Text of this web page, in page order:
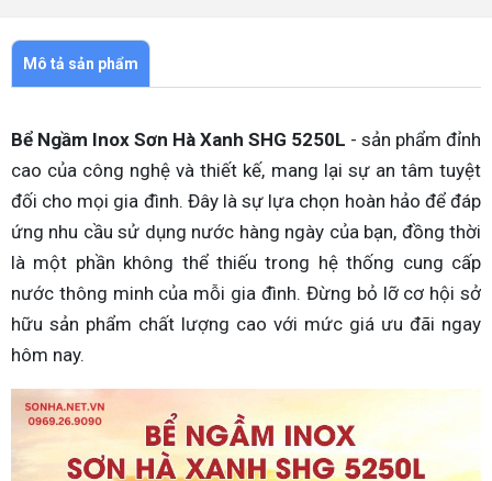
Mô tả sản phẩm
Bể Ngầm Inox Sơn Hà Xanh SHG 5250L - sản phẩm đỉnh
cao của công nghệ và thiết kế, mang lại sự an tâm tuyệt
đối cho mọi gia đình. Đây là sự lựa chọn hoàn hảo để đáp
ứng nhu cầu sử dụng nước hàng ngày của bạn, đồng thời
là một phần không thể thiếu trong hệ thống cung cấp
nước thông minh của mỗi gia đình. Đừng bỏ lỡ cơ hội sở
hữu sản phẩm chất lượng cao với mức giá ưu đãi ngay
hôm nay.